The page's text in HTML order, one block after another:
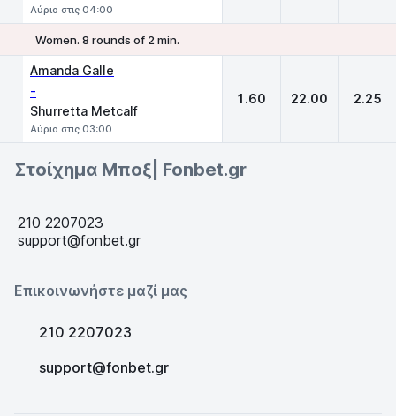
Αύριο στις 04:00
Women. 8 rounds of 2 min.
Amanda Galle
-
Shurretta Metcalf
Αύριο στις 03:00
1.60 22.00 2.25
Στοίχημα Μποξ| Fonbet.gr
210 2207023
support@fonbet.gr
Επικοινωνήστε μαζί μας
210 2207023
support@fonbet.gr